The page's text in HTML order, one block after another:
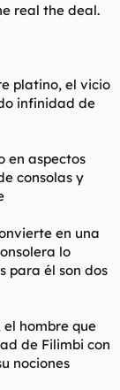
real the deal.
platino, el vicio
infinidad de
en aspectos
consolas y
en una
lo
para él son dos
hombre que
de Filimbi con
nociones